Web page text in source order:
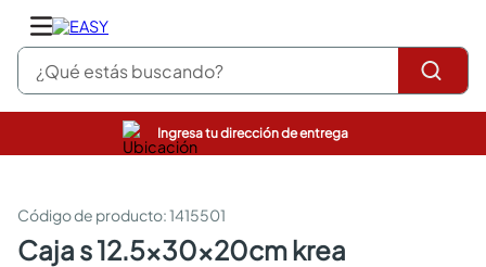
¿Qué estás buscando?
Ingresa tu dirección de entrega
:1415501
caja s 12.5x30x20cm krea
closet
sanitarios
comedor